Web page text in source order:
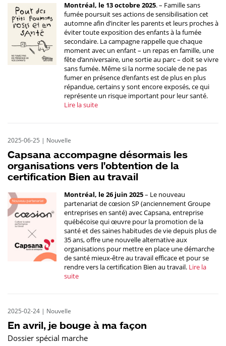
Montréal, le 13 octobre 2025. – Famille sans
fumée poursuit ses actions de sensibilisation cet
automne afin d’inciter les parents et leurs proches à
éviter toute exposition des enfants à la fumée
secondaire. La campagne rappelle que chaque
moment avec un enfant – un repas en famille, une
fête d’anniversaire, une sortie au parc – doit se vivre
sans fumée. Même si la norme sociale de ne pas
fumer en présence d’enfants est de plus en plus
répandue, certains y sont encore exposés, ce qui
représente un risque important pour leur santé.
Lire la suite
2025-06-25 | Nouvelle
Capsana accompagne désormais les
organisations vers l'obtention de la
certification Bien au travail
Montréal, le 26 juin 2025– Le nouveau
partenariat de cœsion SP (anciennement Groupe
entreprises en santé) avec Capsana, entreprise
québécoise qui œuvre pour la promotion de la
santé et des saines habitudes de vie depuis plus de
35 ans, offre une nouvelle alternative aux
organisations pour mettre en place une démarche
de santé mieux-être au travail efficace et pour se
rendre vers la certification Bien au travail. Lire la
suite
2025-02-24 | Nouvelle
En avril, je bouge à ma façon
Dossier spécial marche